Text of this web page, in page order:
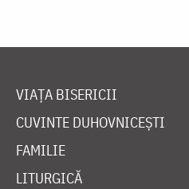
VIAȚA BISERICII
CUVINTE DUHOVNICEȘTI
FAMILIE
LITURGICĂ